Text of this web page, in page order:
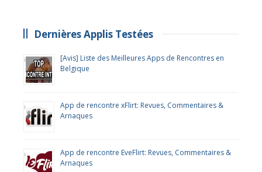
Dernières Applis Testées
[Avis] Liste des Meilleures Apps de Rencontres en
Belgique
App de rencontre xFlirt: Revues, Commentaires &
Arnaques
App de rencontre EveFlirt: Revues, Commentaires &
Arnaques